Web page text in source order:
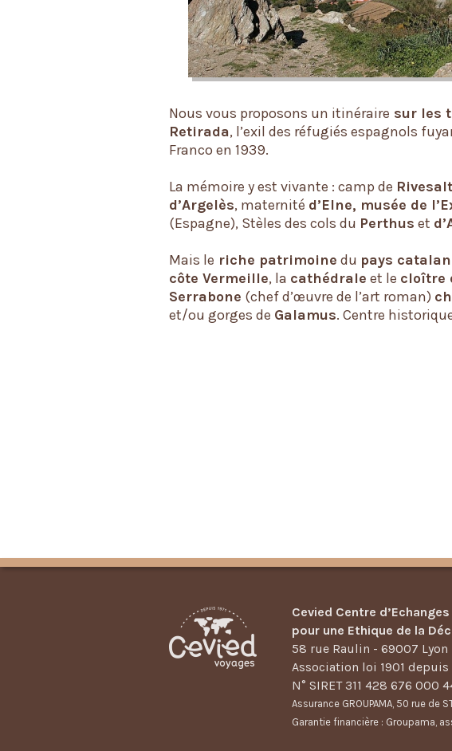
Nous vous proposons un itinéraire sur les
Retirada, l’exil des réfugiés espagnols
Franco en 1939.
La mémoire y est vivante : camp de
d’Argelès, maternité d’Elne, musée de
(Espagne), Stèles des cols du Perthus et
Mais le riche patrimoine du pays catalan
côte Vermeille, la cathédrale et le cloître
Serrabone (chef d’œuvre de l’art roman)
et/ou gorges de Galamus. Centre
Cevied Centre
pour une Ethique de la
58 rue Raulin - 69007
Association loi 1901
N° SIRET 311 428 676 000
Assurance GROUPAMA, 50 rue
Garantie financière : Groupama,